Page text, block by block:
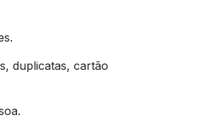
duplicatas, cartão